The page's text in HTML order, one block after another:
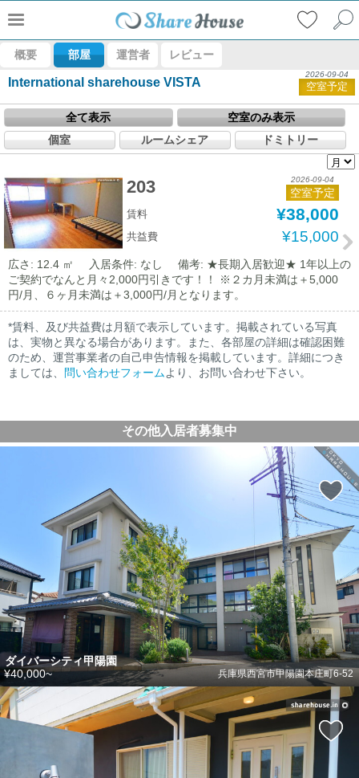
概要 部屋 運営者 レビュー
International sharehouse VISTA
2026-09-04
空室予定
全て表示
空室のみ表示
個室
ルームシェア ドミトリー
203 2026-09-04
空室予定
賃料 ¥38,000
共益費 ¥15,000
広さ: 12.4 ㎡ 入居条件: なし
備考: ★長期入居歓迎★ 1年以上の
ご契約でなんと月々2,000円引きです！！ ※２カ月未満は＋5,000
円/月、６ヶ月未満は＋3,000円/月となります。
*賃料、及び共益費は月額で表示しています。掲載されている写真
は、実物と異なる場合があります。また、各部屋の詳細は確認困難
のため、運営事業者の自己申告情報を掲載しています。詳細につき
ましては、
問い合わせフォームより、お問い合わせ下さい。
その他入居者募集中
ダイバーシティ甲陽園
兵庫県西宮市甲陽園本庄町6-52
¥40,000~